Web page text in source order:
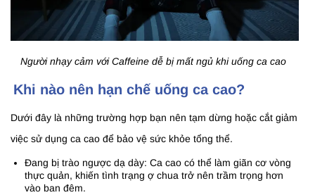
Người nhạy cảm với Caffeine dễ bị mất ngủ khi uống ca cao
Khi nào nên hạn chế uống ca cao?
Dưới đây là những trường hợp bạn nên tạm dừng hoặc cắt giảm
việc sử dụng ca cao để bảo vệ sức khỏe tổng thể.
Đang bị trào ngược dạ dày: Ca cao có thể làm giãn cơ vòng
thực quản, khiến tình trạng ợ chua trở nên trầm trọng hơn
vào ban đêm.